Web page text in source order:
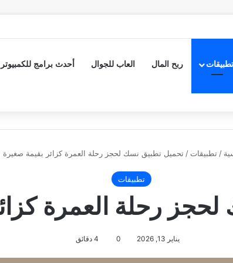
تطبيقات ربح المال العاب للجوال أحدث برامج للكمبيوتر
/ تطبيقات / تحميل تطبيق نسك لحجز رحلة العمرة كزائر بقيمة صغيرة
تطبيقات
رحلة العمرة
يناير 13, 2026 0